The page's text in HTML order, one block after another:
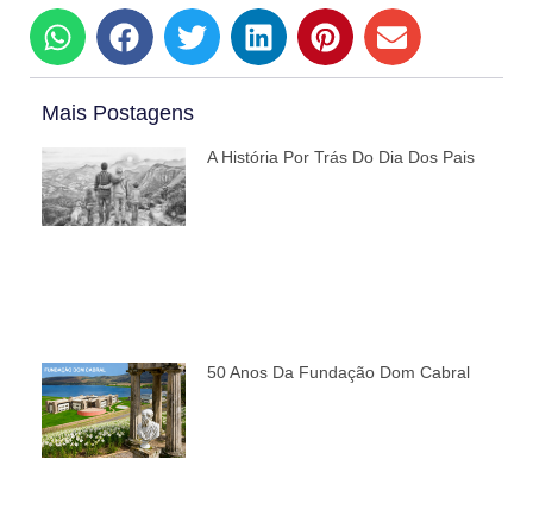
Mais Postagens
A História Por Trás Do Dia Dos Pais
50 Anos Da Fundação Dom Cabral